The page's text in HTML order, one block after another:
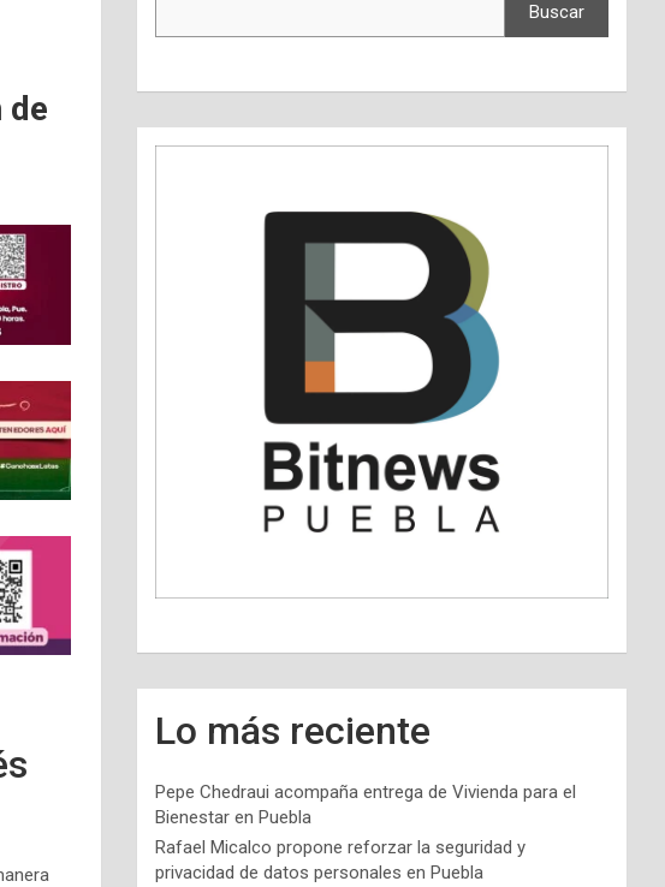
de
Buscar
Lo más reciente
Pepe Chedraui acompaña entrega de Vivienda para el
Bienestar en Puebla
Rafael Micalco propone reforzar la seguridad y
privacidad de datos personales en Puebla